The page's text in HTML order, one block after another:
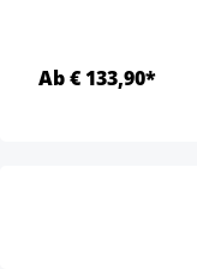
Ab € 133,90*